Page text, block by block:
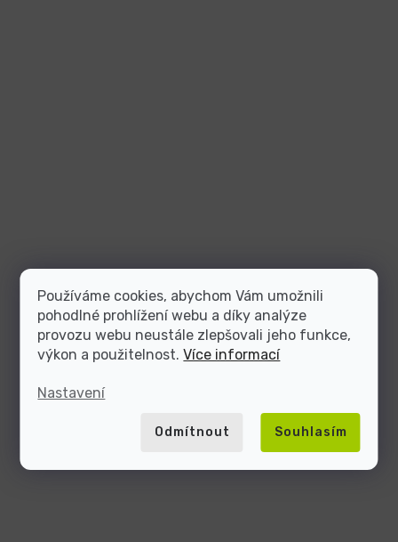
Používáme cookies, abychom Vám umožnili
pohodlné prohlížení webu a díky analýze
provozu webu neustále zlepšovali jeho funkce,
výkon a použitelnost.Více informací
Nastavení
Odmítnout Souhlasím